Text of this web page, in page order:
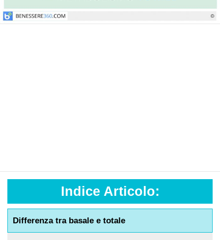
Indice Articolo:
Differenza tra basale e totale